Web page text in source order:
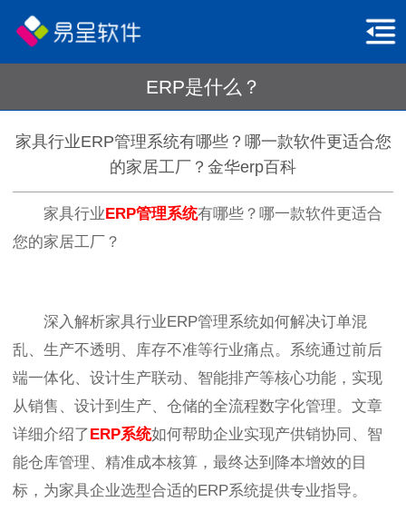
ERP是什么？
家具行业ERP管理系统有哪些？哪一款软件更适合您
的家居工厂？金华erp百科
家具行业ERP管理系统有哪些？哪一款软件更适合
您的家居工厂？
深入解析家具行业ERP管理系统如何解决订单混
乱、生产不透明、库存不准等行业痛点。系统通过前后
端一体化、设计生产联动、智能排产等核心功能，实现
从销售、设计到生产、仓储的全流程数字化管理。文章
详细介绍了ERP系统如何帮助企业实现产供销协同、智
能仓库管理、精准成本核算，最终达到降本增效的目
标，为家具企业选型合适的ERP系统提供专业指导。